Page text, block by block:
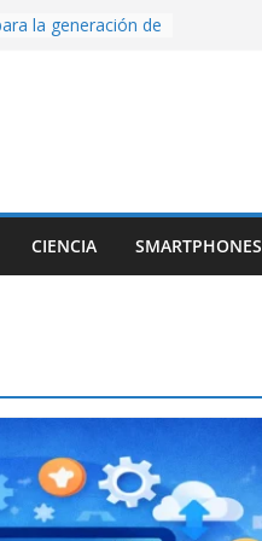
la generación de
con Inteligencia
una app
una
CIENCIA SMARTPHONES